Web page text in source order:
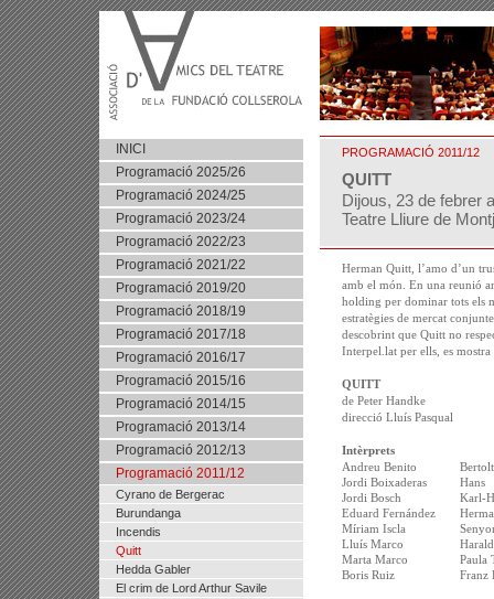
INICI
Programació 2025/26
Programació 2024/25
Programació 2023/24
Programació 2022/23
Programació 2021/22
Programació 2019/20
Programació 2018/19
Programació 2017/18
Programació 2016/17
Programació 2015/16
Programació 2014/15
Programació 2013/14
Programació 2012/13
Programació 2011/12
Cyrano de Bergerac
Burundanga
Incendis
Quitt
Hedda Gabler
El crim de Lord Arthur Savile
PROGRAMACIÓ 2011/12
QUITT
Dijous, 23 de febrer
Teatre Lliure de
Herman Quitt, l’amo d’un
amb el món. En una reunió
holding per dominar tots els
estratègies de mercat
descobrint que Quitt no
Interpel.lat per ells, es
QUITT
de Peter Handke
direcció Lluís Pasqual
Intèrprets
Andreu Benito
Jordi Boixaderas
Hans
Jordi Bosch
Karl-
Eduard Fernández
Míriam Iscla
Lluís Marco
Marta Marco
Paula
Boris Ruiz
Franz